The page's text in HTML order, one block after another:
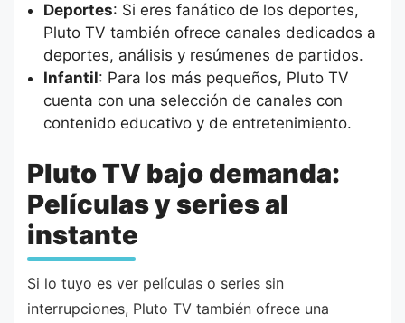
Deportes: Si eres fanático de los deportes,
Pluto TV también ofrece canales dedicados a
deportes, análisis y resúmenes de partidos.
Infantil: Para los más pequeños, Pluto TV
cuenta con una selección de canales con
contenido educativo y de entretenimiento.
Pluto TV bajo demanda:
Películas y series al
instante
Si lo tuyo es ver películas o series sin
interrupciones, Pluto TV también ofrece una